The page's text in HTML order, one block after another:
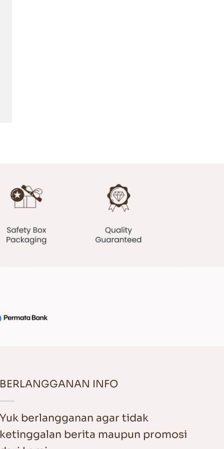
INFO
berlangganan agar tidak
berita maupun promosi